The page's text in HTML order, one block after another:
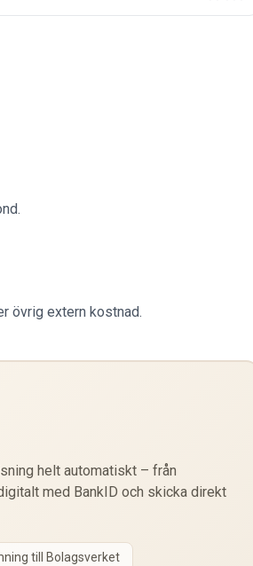
övrig extern kostnad.
helt automatiskt – från
med BankID och skicka direkt
till Bolagsverket